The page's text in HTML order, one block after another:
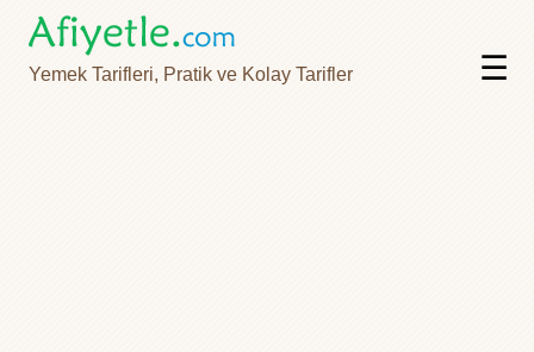
Yemek Tarifleri, Pratik ve Kolay Tarifler ☰